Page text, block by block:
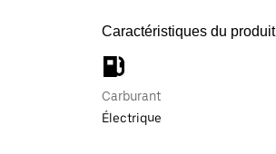
Caractéristiques du produit
Carburant
Électrique